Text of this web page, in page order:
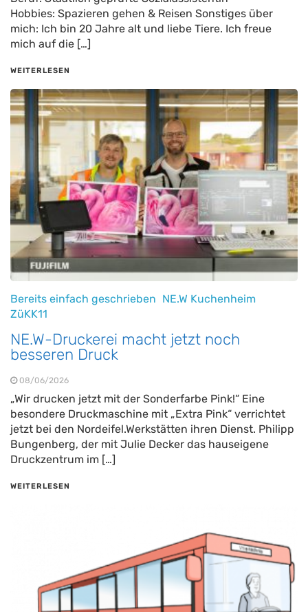
Hobbies: Spazieren gehen & Reisen Sonstiges über
mich: Ich bin 20 Jahre alt und liebe Tiere. Ich freue
mich auf die […]
WEITERLESEN
Bereits einfach geschrieben NE.W Kuchenheim
ZüKK11
NE.W-Druckerei macht jetzt noch
besseren Druck
08/06/2026
„Wir drucken jetzt mit der Sonderfarbe Pink!“ Eine
besondere Druckmaschine mit „Extra Pink“ verrichtet
jetzt bei den Nordeifel.Werkstätten ihren Dienst. Philipp
Bungenberg, der mit Julie Decker das hauseigene
Druckzentrum im […]
WEITERLESEN